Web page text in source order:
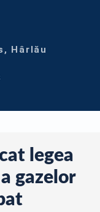
Hârlău
legea
gazelor